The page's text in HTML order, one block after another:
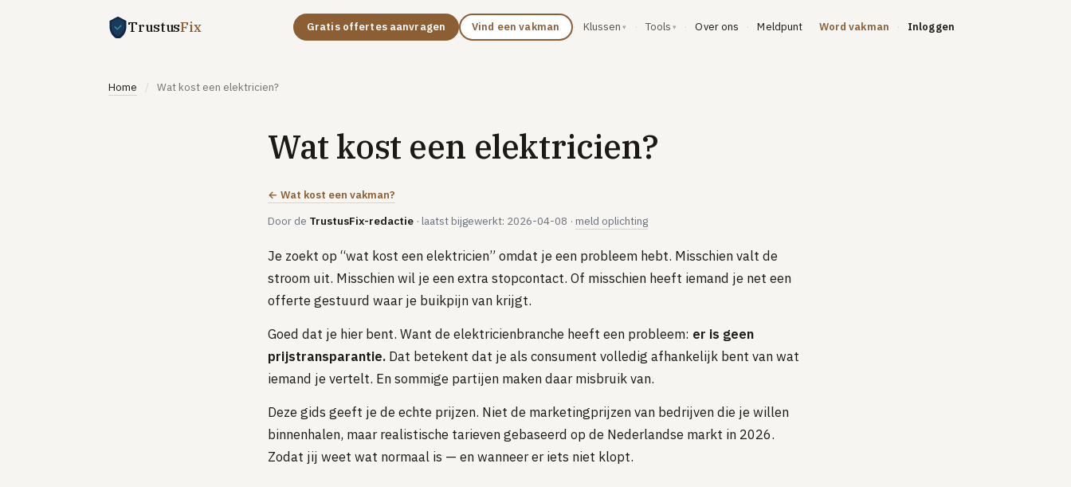
TrustusFix Gratis offertes aanvragen Vind een vakman · Klussen · Tools · Over ons · Meldpunt Word vakman · Inloggen
Home / Wat kost een elektricien?
Wat kost een elektricien?
← Wat kost een vakman?
Door de TrustusFix-redactie · laatst bijgewerkt: 2026-04-08 · meld oplichting
Je zoekt op “wat kost een elektricien” omdat je een probleem hebt. Misschien valt de
stroom uit. Misschien wil je een extra stopcontact. Of misschien heeft iemand je net een
offerte gestuurd waar je buikpijn van krijgt.
Goed dat je hier bent. Want de elektricienbranche heeft een probleem: er is geen
prijstransparantie. Dat betekent dat je als consument volledig afhankelijk bent van wat
iemand je vertelt. En sommige partijen maken daar misbruik van.
Deze gids geeft je de echte prijzen. Niet de marketingprijzen van bedrijven die je willen
binnenhalen, maar realistische tarieven gebaseerd op de Nederlandse markt in 2026.
Zodat jij weet wat normaal is — en wanneer er iets niet klopt.